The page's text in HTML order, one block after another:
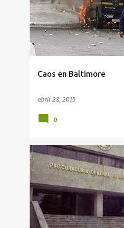
Caos en Baltimore
abril 28, 2015
0